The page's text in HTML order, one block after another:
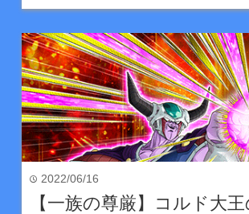
time 2022/06/16
【一族の尊厳】コルド大